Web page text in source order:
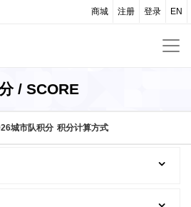
EN
登录
注册
商城
/ SCORE
城市队积分 积分计算方式